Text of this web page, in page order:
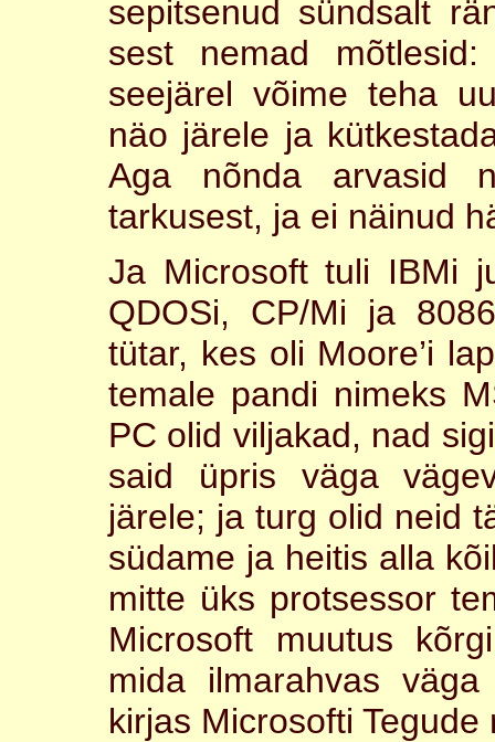
sepitsenud sündsalt
sest nemad
seejärel võime teha
näo järele ja
Aga nõnda arvasid
tarkusest, ja ei näinud
Ja Microsoft tuli IBMi
QDOSi, CP/Mi ja
tütar, kes oli Moore’i
temale pandi nimeks
PC olid viljakad, nad
said üpris väga
järele; ja turg olid neid
südame ja heitis alla
mitte üks protsessor
Microsoft muutus
mida ilmarahvas
kirjas Microsofti Tegude